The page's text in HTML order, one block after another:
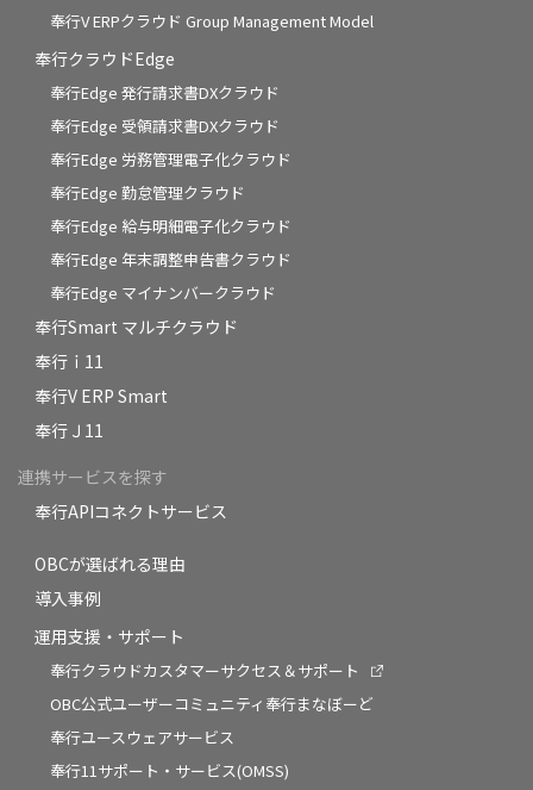
奉行V ERPクラウド Group Management Model
奉行クラウドEdge
奉行Edge 発行請求書DXクラウド
奉行Edge 受領請求書DXクラウド
奉行Edge 労務管理電子化クラウド
奉行Edge 勤怠管理クラウド
奉行Edge 給与明細電子化クラウド
奉行Edge 年末調整申告書クラウド
奉行Edge マイナンバークラウド
奉行Smart マルチクラウド
奉行ｉ11
奉行V ERP Smart
奉行Ｊ11
連携サービスを探す
奉行APIコネクトサービス
OBCが選ばれる理由
導入事例
運用支援・サポート
奉行クラウドカスタマーサクセス＆サポート
OBC公式ユーザーコミュニティ奉行まなぼーど
奉行ユースウェアサービス
奉行11サポート・サービス(OMSS)